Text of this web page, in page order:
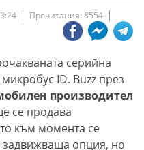
Прочитания: 8554
серийна
ID. Buzz през
производител
се продава
към момента се
задвижваща опция, но